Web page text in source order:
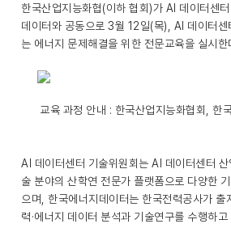
한국산업지능화협(이하 협회)가 AI 데이터센
데이터와 공동으로 3월 12일(목), AI 데이터센
는 에너지 문제해결을 위한 전문교육을 실시한
교육 과정 안내 : 한국산업지능화협회, 한
AI 데이터센터 기술위원회는 AI 데이터센터 산
술 분야의 산학연 전문가 플랫폼으로 다양한
으며, 한국에너지데이터는 한국전력공사가 출
력·에너지 데이터 분석과 기술연구를 수행하고